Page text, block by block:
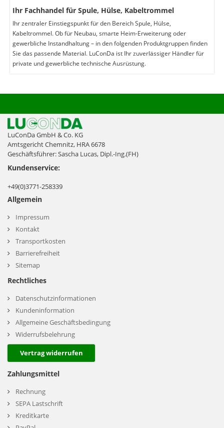
Ihr Fachhandel für Spule, Hülse, Kabeltrommel
Ihr zentraler Einstiegspunkt für den Bereich Spule, Hülse,
Kabeltrommel. Ob für Neubau, smarte Heim-Erweiterung oder
gewerbliche Instandhaltung – in den folgenden Produktgruppen finden
Sie das passende Material. LuConDa ist Ihr zuverlässiger Händler für
private und gewerbliche technische Ausrüstung.
LuConDa GmbH & Co. KG
Amtsgericht Chemnitz, HRA 6678
Geschäftsführer: Sascha Lucas, Dipl.-Ing.(FH)
Kundenservice:
+49(0)3771-258339
Allgemein
Impressum
Kontakt
Transportkosten
Barrierefreiheit
Sitemap
Rechtliches
Datenschutzinformationen
Kundeninformation
Allgemeine Geschäftsbedingung
Widerrufsbelehrung
Vertrag widerrufen
Zahlungsmittel
Rechnung
SEPA Lastschrift
Kreditkarte